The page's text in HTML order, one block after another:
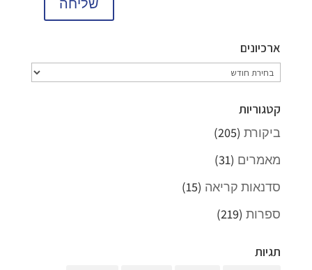
ארכיונים
ארכיונים
קטגוריות
ביקורת(205)
מאמרים (31)
סדנאות קריאה (15)
ספרות(219)
תגיות